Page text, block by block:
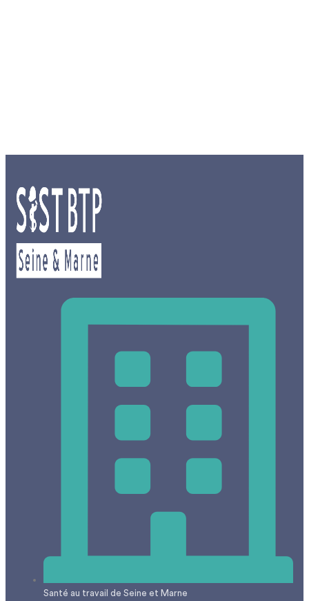
Santé au travail de Seine et Marne